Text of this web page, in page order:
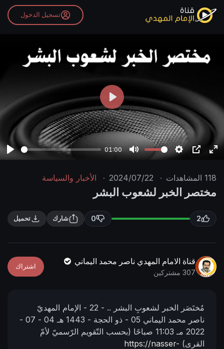
تسجيل الدخول
P
01:00
u
e
t
g
I
n
r
f
u
l
P
l
a
y
118 المشاهدات ·
2024/07/22
· الأخبار والسياسة
مختصر الخبر لشعوب البشر
2
0 شارك تحميل
قناة الامام المهدي ناصر محمد اليماني
307 مشتركين
اشتراك
مُختَصَر الخبر لشعوبِ البشر .. - 22 -
الإمام المهديّ
ناصر محمد اليماني 05 - ذو الحجة - 1443 هـ
04 - 07 -
2022 مـ
11:03 صباحًا
(بحسب التّقويم الرّسميّ لأمّ
القرى) https://nasser-